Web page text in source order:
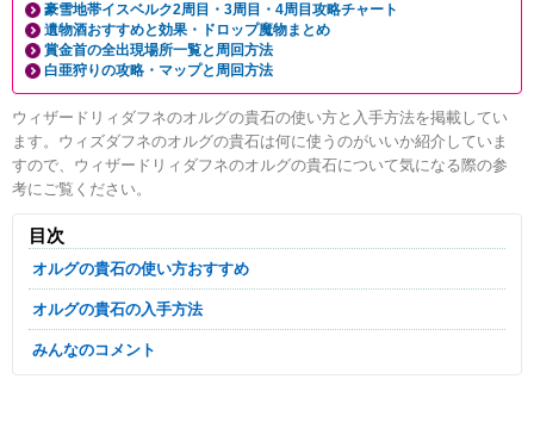
豪雪地帯イスベルク2周目・3周目・4周目攻略チャート
遺物酒おすすめと効果・ドロップ魔物まとめ
賞金首の全出現場所一覧と周回方法
白亜狩りの攻略・マップと周回方法
ウィザードリィダフネのオルグの貴石の使い方と入手方法を掲載してい
ます。ウィズダフネのオルグの貴石は何に使うのがいいか紹介していま
すので、ウィザードリィダフネのオルグの貴石について気になる際の参
考にご覧ください。
目次
オルグの貴石の使い方おすすめ
オルグの貴石の入手方法
みんなのコメント